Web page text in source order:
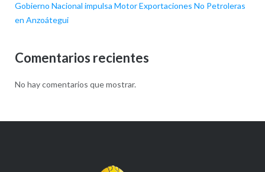
Gobierno Nacional impulsa Motor Exportaciones No Petroleras
en Anzoátegui
Comentarios recientes
No hay comentarios que mostrar.